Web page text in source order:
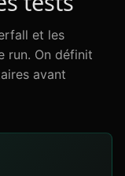
et les
run. On définit
avant